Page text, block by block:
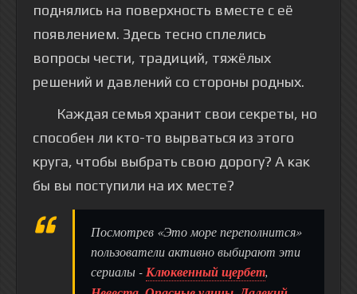
поднялись на поверхность вместе с её
появлением. Здесь тесно сплелись
вопросы чести, традиций, тяжёлых
решений и давлений со стороны родных.
Каждая семья хранит свои секреты, но
способен ли кто-то вырваться из этого
круга, чтобы выбрать свою дорогу? А как
бы вы поступили на их месте?
Посмотрев «Это море переполнится»
пользователи активно выбирают эти
сериалы -Клюквенный щербет,